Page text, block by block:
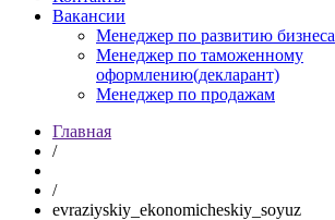
Вакансии
Менеджер по развитию бизнеса
Менеджер по таможенному
оформлению(декларант)
Менеджер по продажам
Главная
/
/
evraziyskiy_ekonomicheskiy_soyuz